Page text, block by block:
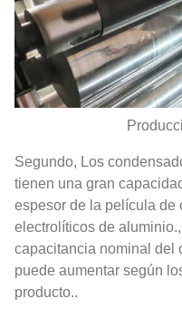
Segundo, Los
tienen una gran
espesor de la película de
electrolíticos de
capacitancia nominal del
puede aumentar según
producto..